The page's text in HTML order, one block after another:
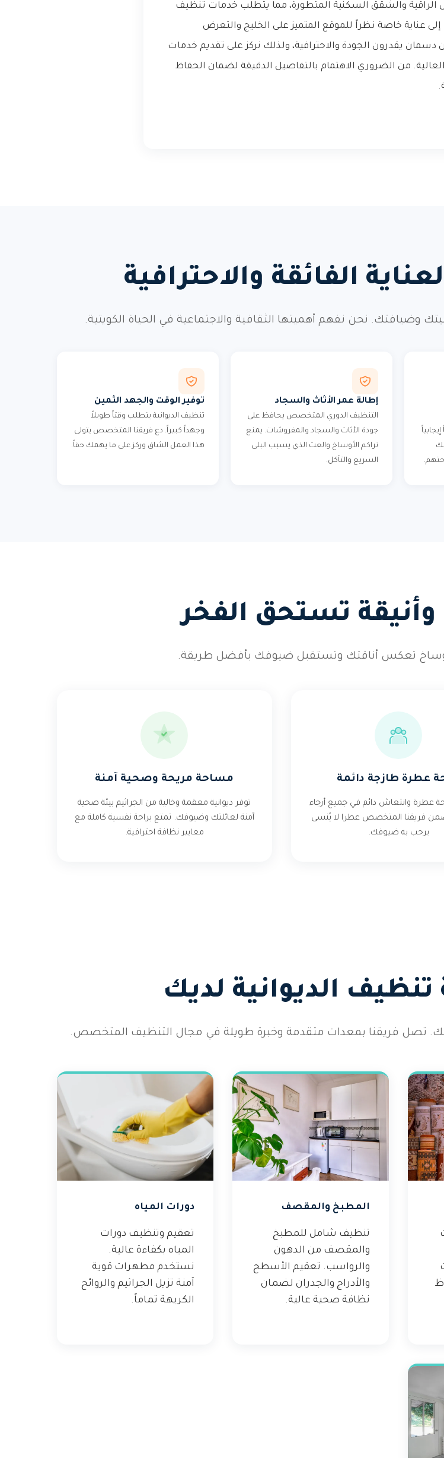
الراقية والشقق السكنية المتطورة، مما يتطلب خدمات تنظيف
عناية خاصة نظراً للموقع المتميز على الخليج والتعرض
دسمان يقدرون الجودة والاحترافية، ولذلك نركز على تقديم خدمات
من الضروري الاهتمام بالتفاصيل الدقيقة لضمان الحفاظ
الفائقة والاحترافية
نحن نفهم أهميتها الثقافية والاجتماعية في الحياة الكويتية.
إطالة عمر الأثاث والسجاد
التنظيف الدوري المتخصص يحافظ على
جودة الأثاث والسجاد والمفروشات. يمنع
تراكم الأوساخ والعث الذي يسبب البلى
السريع والتآكل.
توفير الوقت والجهد الثمين
تنظيف الديوانية يتطلب وقتاً طويلاً
وجهداً كبيراً. دع فريقنا المتخصص يتولى
هذا العمل الشاق وركز على ما يهمك حقاً.
وأنيقة تستحق الفخر
تعكس أناقتك وتستقبل ضيوفك بأفضل طريقة.
عطرة طازجة دائمة
عطرة وانتعاش دائم في جميع أرجاء
فريقنا المتخصص عطرا لا يُنسى
يرحب به ضيوفك.
مساحة مريحة وصحية آمنة
توفر ديوانية معقمة وخالية من الجراثيم بيئة صحية
آمنة لعائلتك وضيوفك. تمتع براحة نفسية كاملة مع
معايير نظافة احترافية.
الديوانية لديك
تصل فريقنا بمعدات متقدمة وخبرة طويلة في مجال التنظيف المتخصص.
المطبخ والمقصف
تنظيف شامل للمطبخ
والمقصف من الدهون
والرواسب. تعقيم الأسطح
والأدراج والجدران لضمان
نظافة صحية عالية.
دورات المياه
تعقيم وتنظيف دورات
المياه بكفاءة عالية.
نستخدم مطهرات قوية
آمنة تزيل الجراثيم والروائح
الكريهة تماماً.